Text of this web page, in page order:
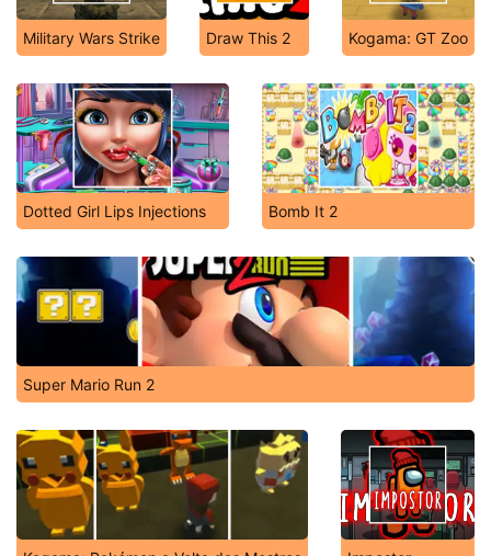
Military Wars Strike Draw This 2 Kogama: GT Zoo
Dotted Girl Lips Injections Bomb It 2
Super Mario Run 2